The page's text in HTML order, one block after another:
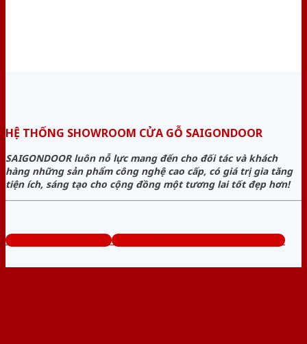
HỆ THỐNG SHOWROOM CỬA GỖ SAIGONDOOR
SAIGONDOOR luôn nỗ lực mang đến cho đối tác và khách
hàng những sản phẩm công nghệ cao cấp, có giá trị gia tăng
tiện ích, sáng tạo cho cộng đồng một tương lai tốt đẹp hơn!
www.baogiacuago.com Tổng đài tư vấn miễn phí: 0824.400.400